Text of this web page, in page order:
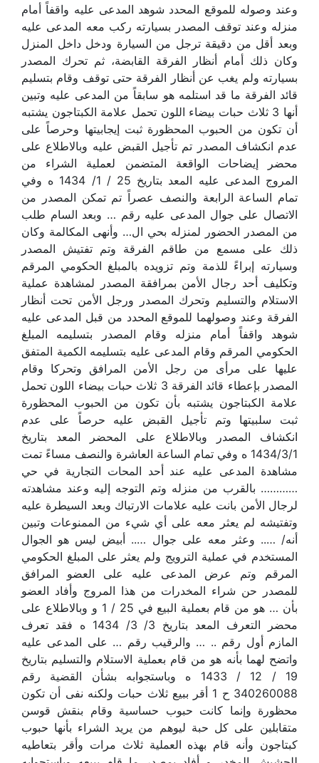
وعند وصوله للموقع المحدد شوهد المدعى عليه واقفاً أمام
منزله وعند توقف المصدر بسيارته ركب معه المدعى عليه
وبعد أقل من دقيقة ترجل من السيارة ودخل داخل المنزل
وكان ذلك أمام أنظار الفرقة القابضة، ثم تحرك المصدر
بسيارته ولم يغب عن أنظار الفرقة حتى توقف وقام بتسليم
قائد الفرقة ما قد استلمه هو سابقاً من المدعى عليه وتبين
أنها 3 ثلاث حبات بيضاء اللون تحمل علامة الكبتاجون يشتبه
أن تكون من الحبوب المحظورة ثبت إيجابيتها وحرصاً على
عدم انكشاف المصدر تم تأجيل القبض عليه وبالاطلاع على
محضر إيضاحات الواقعة المتضمن لعملية الشراء من
المروج المدعى عليه المعد بتاريخ 25 / 1/ 1434 ه وفي
تمام الساعة الرابعة والنصف عصراً تم تمكن المصدر من
الاتصال على جوال المدعى عليه رقم … وبعد السام طلب
من المصدر الحضور لمنزله بحي ال… وأنهى المكالمة وكان
ذلك على مسمع من طاقم الفرقة وتم تفتيش المصدر
وسيارته إبراءً للذمة وتم تزويده بالمبلغ الحكومي المرقم
وتكليف أحد رجال الأمن بمرافقة المصدر لمشاهدة عملية
الاستلام والتسليم وتحرك المصدر ورجل الأمن تحت أنظار
الفرقة وعند وصولهما للموقع المحدد من قبل المدعى عليه
شوهد واقفاً أمام منزله وقام المصدر بتسليمه المبلغ
الحكومي المرقم وقام المدعى عليه بتسليمه الكمية المتفق
عليها على مرأى من رجل الأمن المرافق وتحركا وقام
المصدر بإعطاء قائد الفرقة 3 ثلاث حبات بيضاء اللون تحمل
علامة الكبتاجون يشتبه بأن تكون من الحبوب المحظورة
ثبت سلبيتها وتم تأجيل القبض عليه حرصاً على عدم
انكشاف المصدر وبالاطلاع على المحضر المعد بتاريخ
1434/3/1 ه وفي تمام الساعة العاشرة والنصف مساءً تمت
مشاهدة المدعى عليه عند أحد المحات التجارية في حي
………… بالقرب من منزله وتم التوجه إليه وعند مشاهدته
لرجال الأمن بانت عليه علامات الارتباك وبعد السيطرة عليه
وتفتيشه لم يعثر معه على أي شيء من الممنوعات وتبين
أنه/ ….. وعثر معه على جوال ….. أبيض ليس هو الجوال
المستخدم في عملية الترويج ولم يعثر على المبلغ الحكومي
المرقم وتم عرض المدعى عليه على العضو المرافق
للمصدر حن شراء المخدرات من هذا المروج وأفاد العضو
بأن … هو من قام بعملية البيع في 25 / 1 و وبالاطلاع على
محضر التعرف المعد بتاريخ 3/ 3/ 1434 ه فقد تعرف
المازم أول رقم .. … والرقيب رقم … على المدعى عليه
واتضح لهما بأنه هو من قام بعملية الاستلام والتسليم بتاريخ
19 / 12 / 1433 ه وباستجوابه بشأن القضية رقم
340260088 ح 1 أقر ببيع ثلاث حبات ولكنه نفى أن تكون
محظورة وإنما كانت حبوب حساسية وقام بنقش قوسن
متقابلين على كل حبة ليوهم من يريد الشراء بأنها حبوب
كبتاجون وأنه قام بهذه العملية ثلاث مرات وأقر بتعاطيه